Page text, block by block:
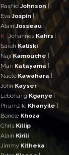
RashidJohnson|
EvaJospin |
AlainJosseau |
K
Johannes Kahrs |
Sarah Kaliski |
Naji Kamouche |
Mari Katayama |
Naoto Kawahara |
John Kayser |
Lebohang Kganye |
Phumzile Khanyile |
Banele Khoza |
Chris Killip |
Alain Kirili |
Jimmy Kitheka |